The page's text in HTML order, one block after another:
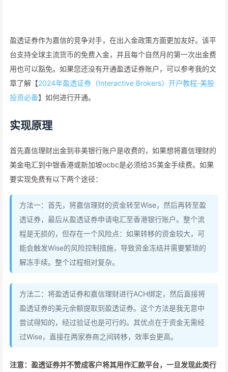
盈透证券作为嘉信的竞争对手，在出入金政策方面更加友好。该平
台支持全球主流货币的免费入金，并且每个自然月的第一次出金费
用也可以豁免。如果您还没有开通盈透证券账户，可以参考我的文
章了解【2024年盈透证券（Interactive Brokers）开户教程-美股
投资必备】如何进行开通。
实现原理
首先嘉信理财出金到非美银行账户是收费的，如果想将嘉信理财的
美金电汇到中银香港或新加坡ocbc是必须给35美金手续费。如果
要实现免费有以下两个途径：
方法一：首先，将嘉信理财的资金转至Wise，然后再转至盈
透证券，最后从盈透证券申请电汇至香港银行账户。整个流
程是无损的，但存在一个风险点：如果转移的资金较大，可
能会触发Wise的风险控制措施，导致资金冻结并需要繁琐的
解冻手续。整个过程相对复杂。
方法二：将盈透证券和嘉信理财进行ACH绑定，然后直接将
盈透证券的美元余额提取到盈透证券。这个方法是我无意中
尝试得知的，经过验证也是可行的。其优点在于资金无需经
过Wise，直接在两家券商之间转移，效率会更高。
注意：盈透证券并不赞成客户将其用作汇款平台，一旦发现此类行